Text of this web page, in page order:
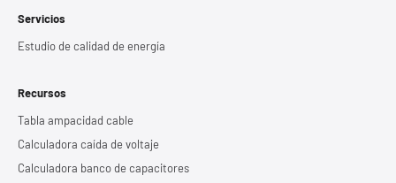
Servicios
Estudio de calidad de energía
Recursos
Tabla ampacidad cable
Calculadora caída de voltaje
Calculadora banco de capacitores